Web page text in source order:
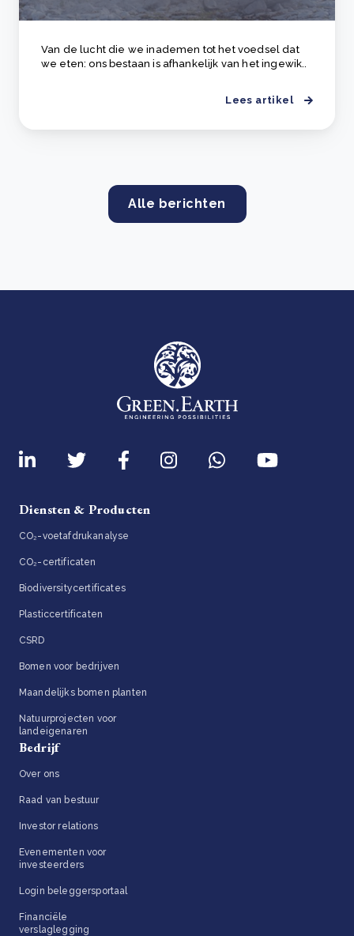
Van de lucht die we inademen tot het voedsel dat
we eten: ons bestaan is afhankelijk van het ingewik..
Lees artikel
Alle berichten
Diensten & Producten
CO₂-voetafdrukanalyse
CO₂-certificaten
Biodiversitycertificates
Plasticcertificaten
CSRD
Bomen voor bedrijven
Maandelijks bomen planten
Natuurprojecten voor
landeigenaren
Bedrijf
Over ons
Raad van bestuur
Investor relations
Evenementen voor
investeerders
Login beleggersportaal
Financiële
verslaglegging